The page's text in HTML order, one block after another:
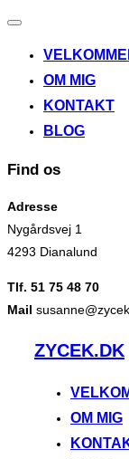
Slå
til/fra
OM MIG
KONTAKT
BLOG
Find os
Adresse
Nygårdsvej 1
4293 Dianalund
Tlf. 51 75 48 70
Mail
VidereZYCEK.DK
OM MIG